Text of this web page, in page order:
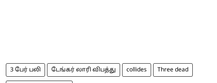
3 பேர் பலி டேங்கர் லாரி விபத்து collides Three dead